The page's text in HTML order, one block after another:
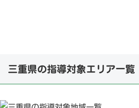
三重県の指導対象エリア一覧